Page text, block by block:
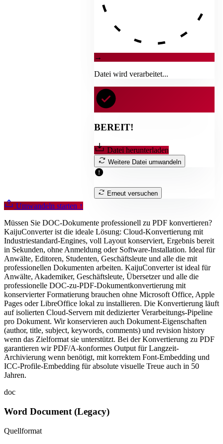
→
Datei wird verarbeitet...
BEREIT!
Datei herunterladen
Weitere Datei umwandeln
Erneut versuchen
Umwandeln starten ↑
Müssen Sie DOC-Dokumente professionell zu PDF konvertieren?
KaijuConverter ist die ideale Lösung: Cloud-Konvertierung mit
Industriestandard-Engines, voll Layout konserviert, Ergebnis bereit
in Sekunden, ohne Anmeldung oder Software-Installation. Ideal für
Anwälte, Editoren, Studenten, Geschäftsleute und alle die mit
professionellen Dokumenten arbeiten. KaijuConverter ist ideal für
Anwälte, Akademiker, Geschäftsleute, Übersetzer und alle die
professionelle DOC-zu-PDF-Dokumentkonvertierung mit
konservierter Formatierung brauchen ohne Microsoft Office, Apple
Pages oder LibreOffice lokal zu installieren. Die Konvertierung läuft
auf isolierten Cloud-Servern mit dedizierter Verarbeitungs-Pipeline
pro Dokument. Wir konservieren auch Dokument-Eigenschaften
(author, title, subject, keywords, comments) und revision history
wenn das Zielformat sie unterstützt. Bei der Konvertierung zu PDF
garantieren wir PDF/A-konformes Output für Langzeit-
Archivierung wenn benötigt, mit korrektem Font-Embedding und
ICC-Profile-Embedding für absolute visuelle Treue auch in 50
Jahren.
doc
Word Document (Legacy)
Quellformat